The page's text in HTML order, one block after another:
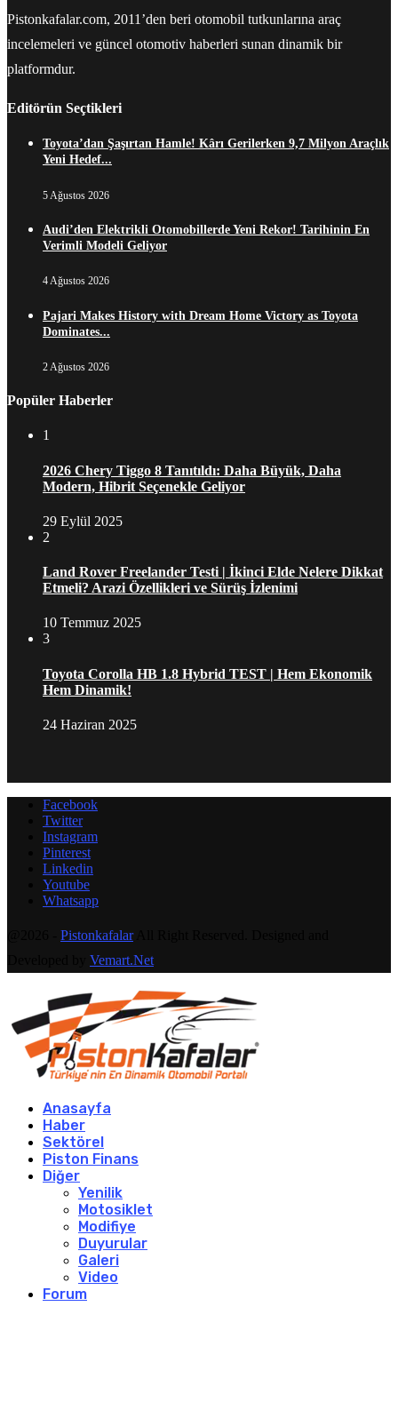
Pistonkafalar.com, 2011’den beri otomobil tutkunlarına araç
incelemeleri ve güncel otomotiv haberleri sunan dinamik bir
platformdur.
Editörün Seçtikleri
Toyota’dan Şaşırtan Hamle! Kârı Gerilerken 9,7 Milyon Araçlık
Yeni Hedef...
5 Ağustos 2026
Audi’den Elektrikli Otomobillerde Yeni Rekor! Tarihinin En
Verimli Modeli Geliyor
4 Ağustos 2026
Pajari Makes History with Dream Home Victory as Toyota
Dominates...
2 Ağustos 2026
Popüler Haberler
1
2026 Chery Tiggo 8 Tanıtıldı: Daha Büyük, Daha
Modern, Hibrit Seçenekle Geliyor
29 Eylül 2025
2
Land Rover Freelander Testi | İkinci Elde Nelere Dikkat
Etmeli? Arazi Özellikleri ve Sürüş İzlenimi
10 Temmuz 2025
3
Toyota Corolla HB 1.8 Hybrid TEST | Hem Ekonomik
Hem Dinamik!
24 Haziran 2025
Facebook
Twitter
Instagram
Pinterest
Linkedin
Youtube
Whatsapp
PistonkafalarAll Right Reserved. Designed and
Vemart.Net
Anasayfa
Haber
Sektörel
Piston Finans
Diğer
Yenilik
Motosiklet
Modifiye
Duyurular
Galeri
Video
Forum